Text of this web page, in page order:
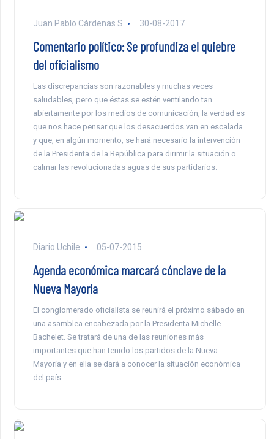
Juan Pablo Cárdenas S. 30-08-2017
Comentario político: Se profundiza el quiebre
del oficialismo
Las discrepancias son razonables y muchas veces
saludables, pero que éstas se estén ventilando tan
abiertamente por los medios de comunicación, la verdad es
que nos hace pensar que los desacuerdos van en escalada
y que, en algún momento, se hará necesario la intervención
de la Presidenta de la República para dirimir la situación o
calmar las revolucionadas aguas de sus partidarios.
Diario Uchile 05-07-2015
Agenda económica marcará cónclave de la
Nueva Mayoría
El conglomerado oficialista se reunirá el próximo sábado en
una asamblea encabezada por la Presidenta Michelle
Bachelet. Se tratará de una de las reuniones más
importantes que han tenido los partidos de la Nueva
Mayoría y en ella se dará a conocer la situación económica
del país.